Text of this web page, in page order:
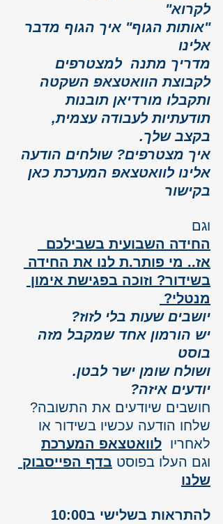
לקרוא"
"אותות הגוף" איך הגוף מדבר
אלינו
מדריך מתנה  למצטרפים
לקבוצת הוואטצאפ השקטה
ותקבלו מורדיאן תובנות
תודעתיות לעבודה עצמית,
בקצב שלך.
איך מצטרפים? שולחים הודעה
אלינו לוואטצאפ המערכת כאן
בקישור
וגם
החידה השבועית בשבילכם
אז.. מי פותר.ת לנו את החידה
בשידור? וזוכה בפגישת אימון
מנטלי?
יושבים שעות בלי לזוז?
יש הורמון אחד שמקבל מזה
בוסט
ושולח שומן ישר לבטן.
יודעים איזה?
חושבים שיודעים את התשובה?
שלחו הודעה עכשיו בשידור או
לאחריו לוואטצאפ המערכת
וגם העלו בפוסט בדף הפייסבוק
שלנו